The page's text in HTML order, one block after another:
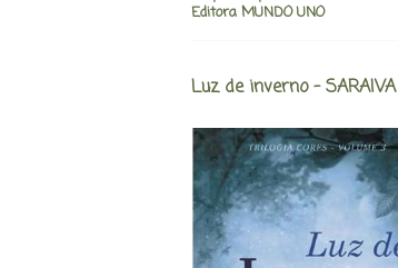
Editora MUNDO UNO
Luz de inverno - SARAIVA